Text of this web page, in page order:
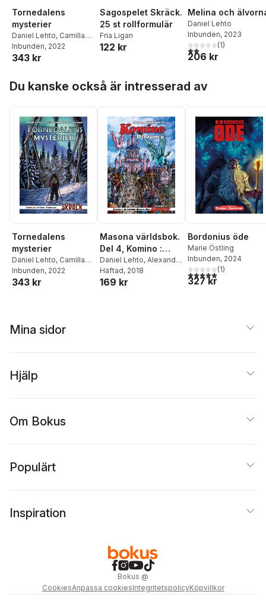
Tornedalens
mysterier
Daniel Lehto, Camilla
Linde,Alexander
Fahlander
Inbunden, 2022
343 kr
Sagospelet Skräck.
25 st rollformulär
Fria Ligan
122 kr
Melina och
Daniel Lehto
Inbunden, 2023
2,0utav 5 stjärnor.
(1)
206 kr
Du kanske också är intresserad av
Tornedalens
mysterier
Daniel Lehto, Camilla
Linde,Alexander
Fahlander
Inbunden, 2022
343 kr
Masona världsbok.
Del 4, Komino :
djurens ö
Daniel Lehto, Alexander
Fahlander
Häftad, 2018
169 kr
Bordonius öde
Marie Östling
Inbunden, 2024
5,0utav 5 stjärnor.
(1)
327 kr
Mina sidor
Hjälp
Om Bokus
Populärt
Inspiration
Bokus @
CookiesAnpassa cookiesIntegritetspolicyKöpvillkor